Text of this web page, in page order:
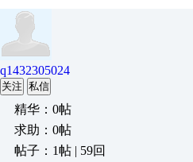
q1432305024
关注 私信
精华：0帖
求助：0帖
帖子：1帖 | 59回